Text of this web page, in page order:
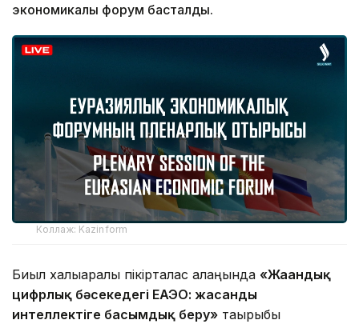
экономикалық форум басталды.
Коллаж: Kazinform
Биыл халықаралық пікірталас алаңында «Жаһандық
цифрлық бәсекедегі ЕАЭО: жасанды
интеллектіге басымдық беру» тақырыбы